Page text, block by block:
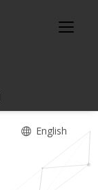
English